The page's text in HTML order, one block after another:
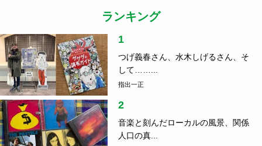
ランキング
1
つげ義春さん、水木しげるさん、そ
して……...
指出一正
2
音楽と刻んだローカルの風景、関係
人口の真...